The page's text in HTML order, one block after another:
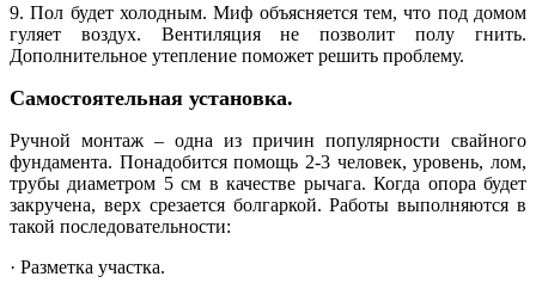
9. Пол будет холодным. Миф объясняется тем, что под домом
гуляет воздух. Вентиляция не позволит полу гнить.
Дополнительное утепление поможет решить проблему.
Самостоятельная установка.
Ручной монтаж – одна из причин популярности свайного
фундамента. Понадобится помощь 2-3 человек, уровень, лом,
трубы диаметром 5 см в качестве рычага. Когда опора будет
закручена, верх срезается болгаркой. Работы выполняются в
такой последовательности:
· Разметка участка.